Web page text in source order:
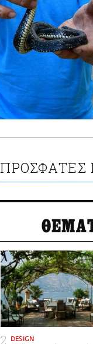
ΠΡΟΣΦΑΤΕΣ
DESIGN